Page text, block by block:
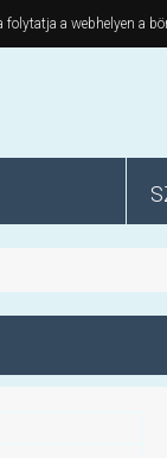
a webhelyen a